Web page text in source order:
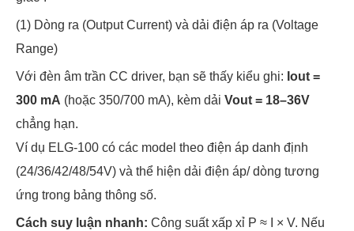
(1) Dòng ra (Output Current) và dải điện áp ra (Voltage
Range)
Với đèn âm trần CC driver, bạn sẽ thấy kiểu ghi: Iout =
300 mA (hoặc 350/700 mA), kèm dải Vout = 18–36V
chẳng hạn.
Ví dụ ELG-100 có các model theo điện áp danh định
(24/36/42/48/54V) và thể hiện dải điện áp/ dòng tương
ứng trong bảng thông số.
Cách suy luận nhanh: Công suất xấp xỉ P ≈ I × V. Nếu